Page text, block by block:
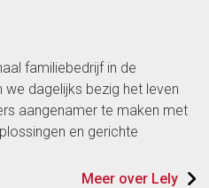
familiebedrijf in de
we dagelijks bezig het leven
aangenamer te maken met
en gerichte
Meer over Lely